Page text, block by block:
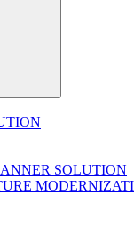
SOLUTION